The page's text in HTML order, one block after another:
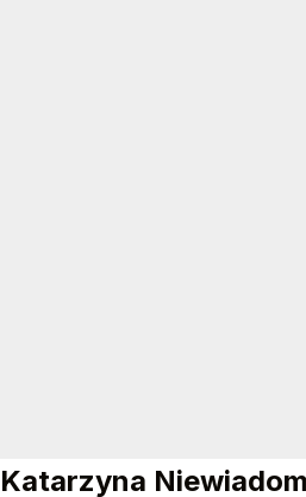
Katarzyna